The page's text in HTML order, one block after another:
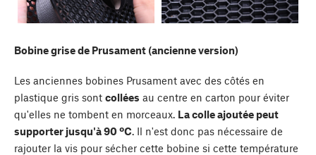
Bobine grise de Prusament (ancienne version)
Les anciennes bobines Prusament avec des côtés en
plastique gris sont collées au centre en carton pour éviter
qu'elles ne tombent en morceaux. La colle ajoutée peut
supporter jusqu'à 90 ºC. Il n'est donc pas nécessaire de
rajouter la vis pour sécher cette bobine si cette température